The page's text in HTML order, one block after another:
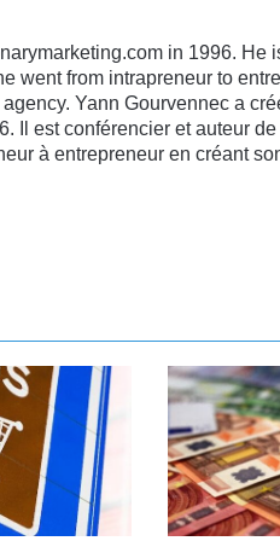
in 1996. He
went from intrapreneur to
Yann Gourvennec a
Il est conférencier et auteur
à entrepreneur en créant